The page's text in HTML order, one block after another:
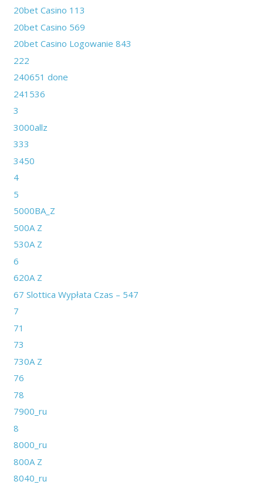
20bet Casino 113
20bet Casino 569
20bet Casino Logowanie 843
222
240651 done
241536
3
3000allz
333
3450
4
5
5000BA_Z
500A Z
530A Z
6
620A Z
67 Slottica Wypłata Czas – 547
7
71
73
730A Z
76
78
7900_ru
8
8000_ru
800A Z
8040_ru